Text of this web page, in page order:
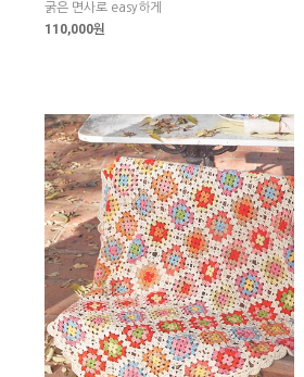
굵은 면사로 easy하게
110,000원